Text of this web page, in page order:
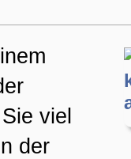
viel
der